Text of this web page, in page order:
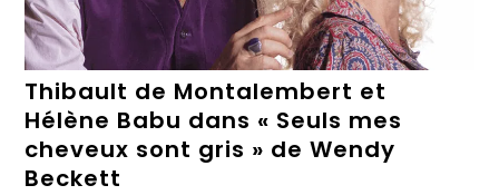
Thibault de Montalembert et
Hélène Babu dans « Seuls mes
cheveux sont gris » de Wendy
Beckett